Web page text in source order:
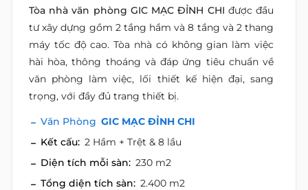
Tòa nhà văn phòng GIC MẠC ĐỈNH CHI được đầu
tư xây dựng gồm 2 tầng hầm và 8 tầng và 2 thang
máy tốc độ cao. Tòa nhà có không gian làm việc
hài hòa, thông thoáng và đáp ứng tiêu chuẩn về
văn phòng làm việc, lối thiết kế hiện đại, sang
trọng, với đầy đủ trang thiết bị.
Văn Phòng GIC MẠC ĐỈNH CHI
Kết cấu: 2 Hầm + Trệt & 8 lầu
Diện tích mỗi sàn: 230 m2
Tổng diện tích sàn: 2.400 m2